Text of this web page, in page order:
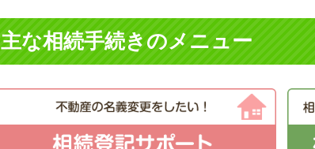
主な相続手続きのメニュー